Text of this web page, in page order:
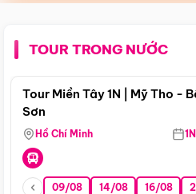
TOUR TRONG NƯỚC
Tour Miền Tây 1N | Mỹ Tho -
Sơn
Hồ Chí Minh
09/08 14/08 16/08